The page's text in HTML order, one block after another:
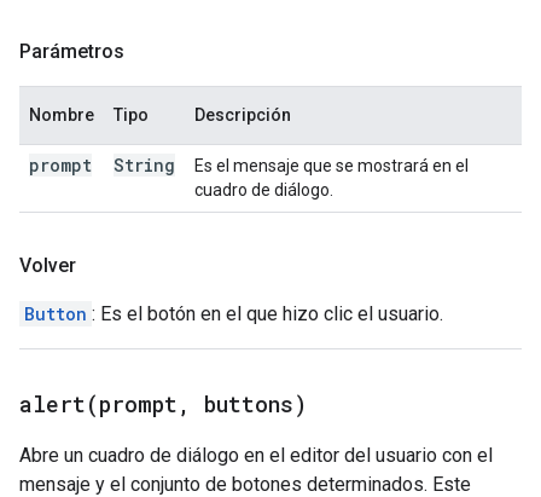
Parámetros
Nombre Tipo Descripción
prompt String
Es el mensaje que se mostrará en el
cuadro de diálogo.
Volver
Button : Es el botón en el que hizo clic el usuario.
alert(prompt , buttons)
Abre un cuadro de diálogo en el editor del usuario con el
mensaje y el conjunto de botones determinados. Este